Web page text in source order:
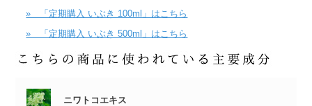
» 「定期購入 いぶき 100ml」はこちら
» 「定期購入 いぶき 500ml」はこちら
ニワトコエキス